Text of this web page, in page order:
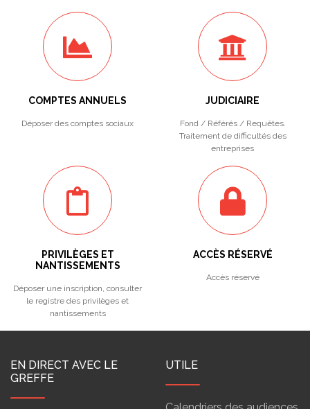
COMPTES ANNUELS
Déposer des comptes sociaux
JUDICIAIRE
Fond / Référés / Requêtes.
Traitement de difficultés des
entreprises
PRIVILÈGES ET
NANTISSEMENTS
Déposer une inscription, consulter
le registre des privilèges et
nantissements
ACCÈS RÉSERVÉ
Accès réservé
EN DIRECT AVEC LE
GREFFE
UTILE